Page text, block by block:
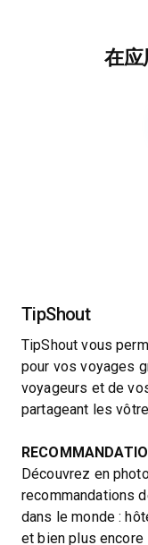
在应
TipShout
TipShout vous
pour vos voyages
voyageurs et de
partageant les
Découvrez en
recommandations
dans le monde :
et bien plus encore